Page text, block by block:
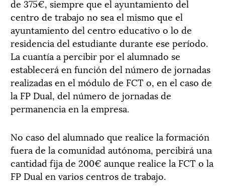
de 375€, siempre que el ayuntamiento del
centro de trabajo no sea el mismo que el
ayuntamiento del centro educativo o lo de
residencia del estudiante durante ese período.
La cuantía a percibir por el alumnado se
establecerá en función del número de jornadas
realizadas en el módulo de FCT o, en el caso de
la FP Dual, del número de jornadas de
permanencia en la empresa.
No caso del alumnado que realice la formación
fuera de la comunidad autónoma, percibirá una
cantidad fija de 200€ aunque realice la FCT o la
FP Dual en varios centros de trabajo.